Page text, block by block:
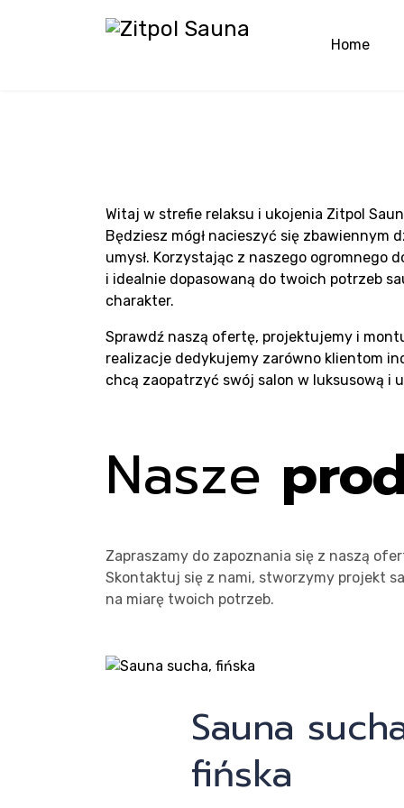
Home
i
saunyna
O FIRMIE
Witaj w strefie relaksu i ukojenia Zitpol
Będziesz mógł nacieszyć się zbawiennym
umysł. Korzystając z naszego
i idealnie dopasowaną do twoich potrzeb
charakter.
Sprawdź naszą ofertę, projektujemy i
realizacje dedykujemy zarówno klientom
chcą zaopatrzyć swój salon w luksusową i
Nasze
Zapraszamy do zapoznania się z naszą
Skontaktuj się z nami, stworzymy projekt
na miarę twoich potrzeb.
Sauna
fińska